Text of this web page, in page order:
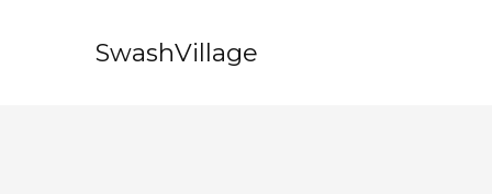
SwashVillage